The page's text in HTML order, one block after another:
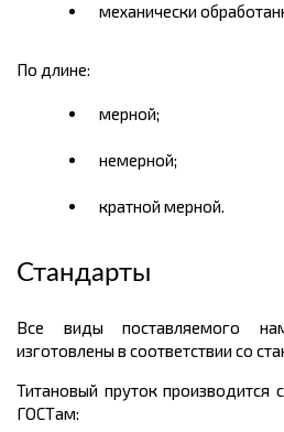
механически
По длине:
мерной;
немерной;
кратной мерной.
Стандарты
Все виды поставляемого
изготовлены в соответствии со
Титановый пруток производится
ГОСТам: